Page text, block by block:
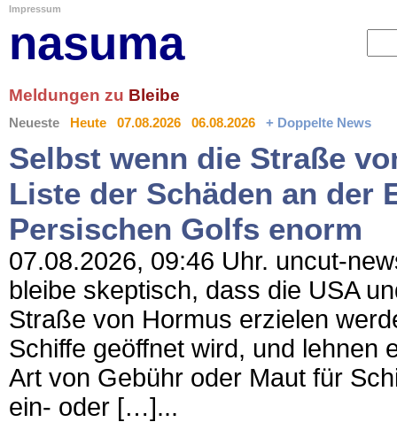
Impressum
nasuma
Meldungen zu Bleibe
Neueste Heute 07.08.2026 06.08.2026 + Doppelte News
Selbst wenn die Straße
Liste der Schäden an der
Persischen Golfs enorm
07.08.2026, 09:46 Uhr. uncut-
bleibe skeptisch, dass die USA
Straße von Hormus erzielen
Schiffe geöffnet wird, und lehnen
Art von Gebühr oder Maut für
ein- oder […]...